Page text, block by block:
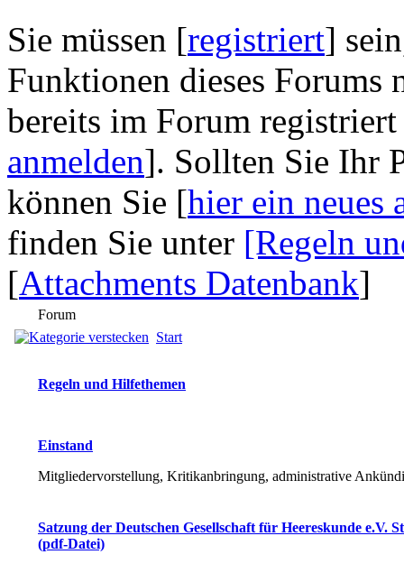
Sie müssen [registriert]
Funktionen dieses Forums
bereits im Forum
anmelden]. Sollten Sie Ihr
können Sie [hier ein neues
finden Sie unter [Regeln
[Attachments Datenbank]
Forum
Start
Regeln und Hilfethemen
Einstand
Mitgliedervorstellung, Kritikanbringung, administrative
Satzung der Deutschen Gesellschaft für Heereskunde e.V.
(pdf-Datei)